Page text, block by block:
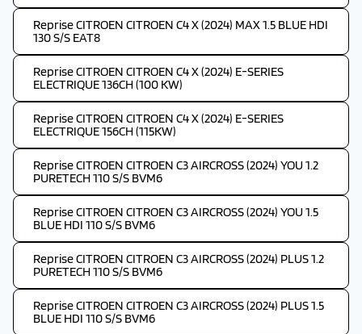
Reprise CITROEN CITROEN C4 X (2024) MAX 1.5 BLUE HDI
130 S/S EAT8
Reprise CITROEN CITROEN C4 X (2024) E-SERIES
ELECTRIQUE 136CH (100 KW)
Reprise CITROEN CITROEN C4 X (2024) E-SERIES
ELECTRIQUE 156CH (115KW)
Reprise CITROEN CITROEN C3 AIRCROSS (2024) YOU 1.2
PURETECH 110 S/S BVM6
Reprise CITROEN CITROEN C3 AIRCROSS (2024) YOU 1.5
BLUE HDI 110 S/S BVM6
Reprise CITROEN CITROEN C3 AIRCROSS (2024) PLUS 1.2
PURETECH 110 S/S BVM6
Reprise CITROEN CITROEN C3 AIRCROSS (2024) PLUS 1.5
BLUE HDI 110 S/S BVM6